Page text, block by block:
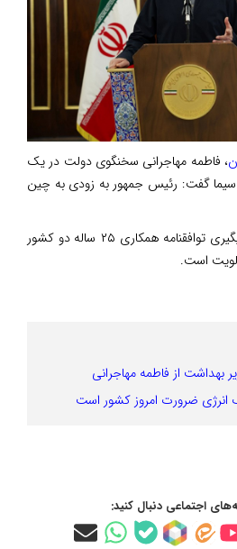
، فاطمه مهاجرانی سخنگوی دولت در یک
سیما گفت: رئیس جمهور به زودی به چین
وی افزود: ارتباط با چین و پیگیری توافقنامه همکاری ۲۵ ساله دو کشور
است‌.
بهداشت از فاطمه مهاجرانی
انرژی ضرورت امروز کشور است
اجتماعی دنبال کنید: